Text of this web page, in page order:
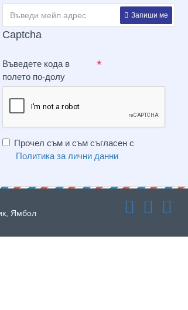
Запиши ме
Captcha
Въведете кода в
полето по-долу
Прочел съм и съм съгласен с
Политика за лични данни
Ямбол